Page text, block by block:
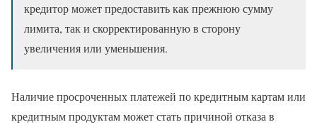
кредитор может предоставить как прежнюю сумму
лимита, так и скорректированную в сторону
увеличения или уменьшения.
Наличие просроченных платежей по кредитным картам или
кредитным продуктам может стать причиной отказа в